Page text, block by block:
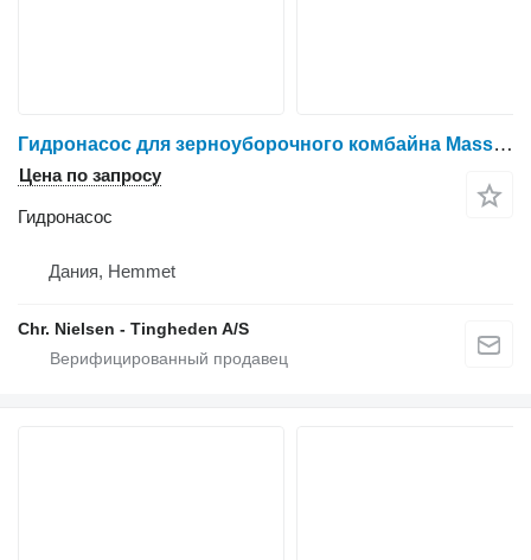
Гидронасос для зерноуборочного комбайна Massey Ferguson 7278
Цена по запросу
Гидронасос
Дания, Hemmet
Chr. Nielsen - Tingheden A/S